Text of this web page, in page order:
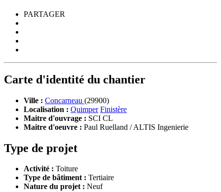
PARTAGER
Carte d'identité du chantier
Ville : Concarneau (29900)
Localisation : Quimper Finistère
Maitre d'ouvrage : SCI CL
Maitre d'oeuvre : Paul Ruelland / ALTIS Ingenierie
Type de projet
Activité : Toiture
Type de bâtiment : Tertiaire
Nature du projet : Neuf